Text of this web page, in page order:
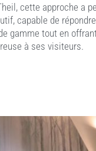
cette approche a
capable de
gamme tout en
à ses visiteurs.